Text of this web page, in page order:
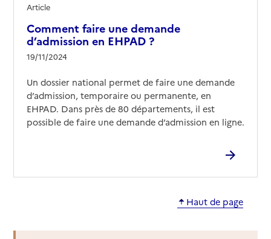
Comment faire une demande
d’admission en EHPAD ?
19/11/2024
Article
Un dossier national permet de faire une demande
d’admission, temporaire ou permanente, en
EHPAD. Dans près de 80 départements, il est
possible de faire une demande d’admission en ligne.
Haut de page